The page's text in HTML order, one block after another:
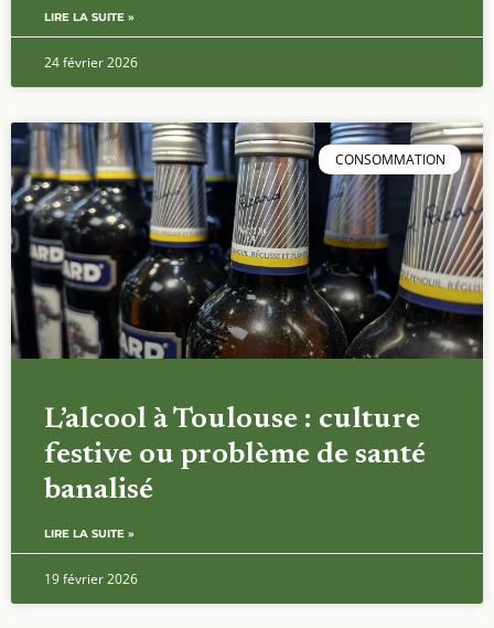
LIRE LA SUITE »
24 février 2026
CONSOMMATION
L’alcool à Toulouse : culture
festive ou problème de santé
banalisé
LIRE LA SUITE »
19 février 2026